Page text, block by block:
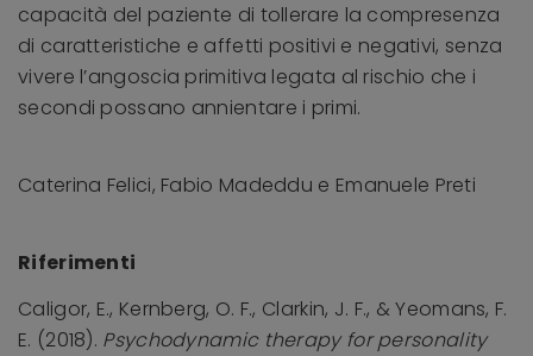
capacità del paziente di tollerare la compresenza
di caratteristiche e affetti positivi e negativi, senza
vivere l’angoscia primitiva legata al rischio che i
secondi possano annientare i primi.
Caterina Felici, Fabio Madeddu e Emanuele Preti
Riferimenti
Caligor, E., Kernberg, O. F., Clarkin, J. F., & Yeomans, F.
E. (2018). Psychodynamic therapy for personality